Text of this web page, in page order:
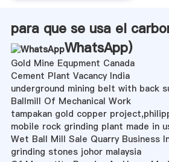
para que se usa el
WhatsApp)
Gold Mine Equpment Canada
Cement Plant Vacancy India
underground mining belt with back
Ballmill Of Mechanical Work
tampakan gold copper
mobile rock grinding plant made in
Wet Ball Mill Sale Quarry Business
grinding stones johor malaysia